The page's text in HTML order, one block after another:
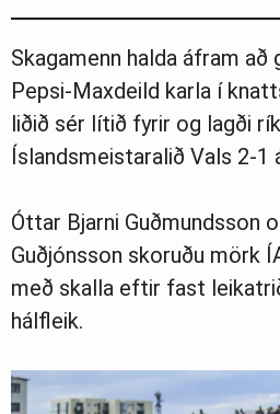
Skagamenn halda áfram að
Pepsi-Maxdeild karla í
liðið sér lítið fyrir og lagði
Íslandsmeistaralið Vals 2-1
Óttar Bjarni Guðmundsson
Guðjónsson skoruðu mörk
með skalla eftir fast
hálfleik.